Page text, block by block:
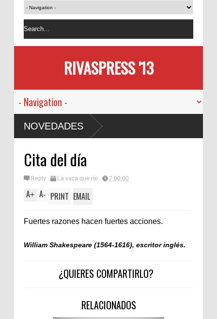
RIVASPRESS '13
NOVEDADES
Cita del día
Reply La vaca que ríe 7:00:00
A+ A- PRINT EMAIL
Fuertes razones hacen fuertes acciones.
William Shakespeare (1564-1616), escritor inglés.
¿QUIERES COMPARTIRLO?
RELACIONADOS